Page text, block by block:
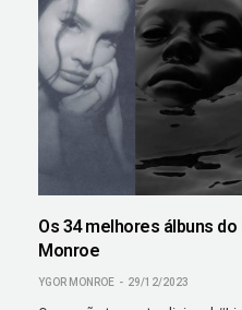
Os 34 melhores álbuns
Monroe
YGOR MONROE 29/12/2023